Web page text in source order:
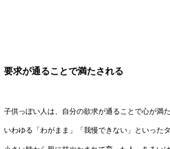
要求が通ることで満たされる
子供っぽい人は、自分の欲求が通ることで心が満
いわゆる「わがまま」「我慢できない」といった